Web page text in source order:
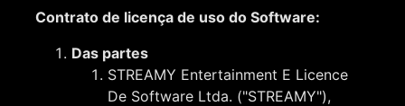
Contrato de licença de uso do Software:
Das partes
STREAMY Entertainment E Licence
De Software Ltda. ("STREAMY"),